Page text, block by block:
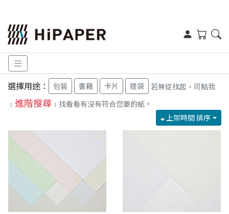
選擇用途： 包裝 書籍 卡片 提袋
若無從找起，可點我
﹝ 進階搜尋 ﹞找看看有沒有符合您要的紙。
上架時間 排序